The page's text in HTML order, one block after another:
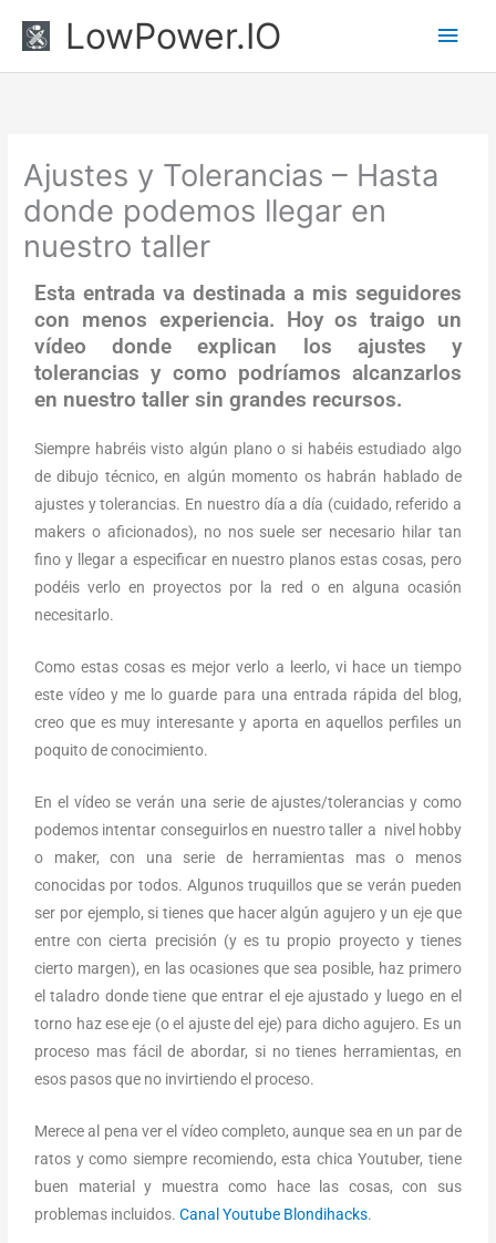
LowPower.IO
Ajustes y Tolerancias – Hasta
donde podemos llegar en
nuestro taller
Esta entrada va destinada a mis seguidores
con menos experiencia. Hoy os traigo un
vídeo donde explican los ajustes y
tolerancias y como podríamos alcanzarlos
en nuestro taller sin grandes recursos.
Siempre habréis visto algún plano o si habéis estudiado algo
de dibujo técnico, en algún momento os habrán hablado de
ajustes y tolerancias. En nuestro día a día (cuidado, referido a
makers o aficionados), no nos suele ser necesario hilar tan
fino y llegar a especificar en nuestro planos estas cosas, pero
podéis verlo en proyectos por la red o en alguna ocasión
necesitarlo.
Como estas cosas es mejor verlo a leerlo, vi hace un tiempo
este vídeo y me lo guarde para una entrada rápida del blog,
creo que es muy interesante y aporta en aquellos perfiles un
poquito de conocimiento.
En el vídeo se verán una serie de ajustes/tolerancias y como
podemos intentar conseguirlos en nuestro taller a nivel hobby
o maker, con una serie de herramientas mas o menos
conocidas por todos. Algunos truquillos que se verán pueden
ser por ejemplo, si tienes que hacer algún agujero y un eje que
entre con cierta precisión (y es tu propio proyecto y tienes
cierto margen), en las ocasiones que sea posible, haz primero
el taladro donde tiene que entrar el eje ajustado y luego en el
torno haz ese eje (o el ajuste del eje) para dicho agujero. Es un
proceso mas fácil de abordar, si no tienes herramientas, en
esos pasos que no invirtiendo el proceso.
Merece al pena ver el vídeo completo, aunque sea en un par de
ratos y como siempre recomiendo, esta chica Youtuber, tiene
buen material y muestra como hace las cosas, con sus
problemas incluidos.Canal Youtube Blondihacks.